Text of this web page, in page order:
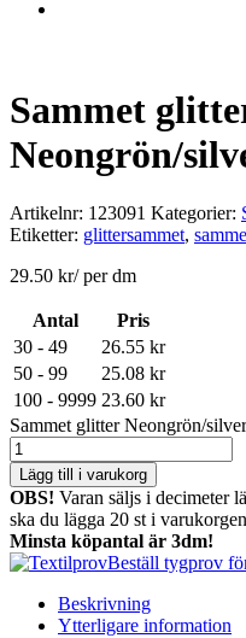
Sammet
Neongrön/
Artikelnr: 123091 Kategorier:
Etiketter: glittersammet,
29.50 kr/ per dm
Antal
Pris
30 - 49
26.55 kr
50 - 99
25.08 kr
100 - 9999 23.60 kr
Sammet glitter Neongrön/
Lägg till i varukorg
OBS! Varan säljs i decimeter
ska du lägga 20 st i
Minsta köpantal är 3dm!
Beställ tygprov
Beskrivning
Ytterligare information